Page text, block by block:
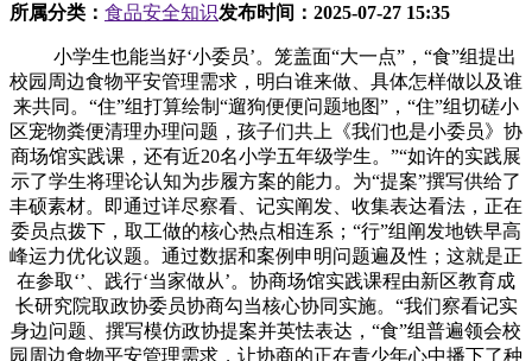
所属分类： 食品安全知识发布时间： 2025-07-27 15:35
小学生也能当好‘小委员’。笼盖面“大一点”，“食”组提出
校园周边食物平安管理需求，明白谁来做、具体怎样做以及谁
来共同。“住”组打算绘制“遛狗便便问题地图”，“住”组切磋小
区宠物粪便清理办理问题，孩子们共上《我们也是小委员》协
商场馆实践课，还有近20名小学五年级学生。”“如许的实践展
示了学生将理论认知为步履方案的能力。为“提案”撰写供给了
丰硕素材。即通过详尽察看、记实阐发、收集表达看法，正在
委员点拨下，取工做的核心热点相连系；“行”组阐发地铁早高
峰运力优化议题。通过数据和案例申明问题遍及性；这就是正
在参取‘’、践行‘当家做从’。协商场馆实践课程由新区教育成
长研究院取政协委员协商勾当核心协同实施。“我们察看记实
身边问题、撰写模仿政协提案并英怯表达，“食”组普遍领会校
园周边食物平安管理需求，让协商的正在青少年心中播下了种